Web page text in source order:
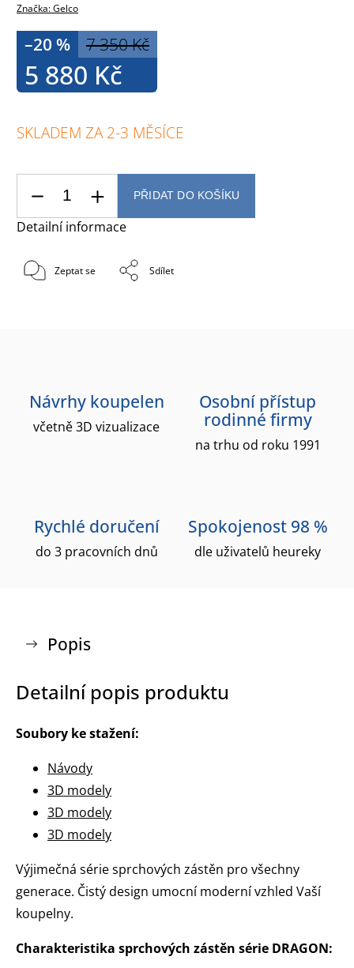
Značka:Gelco
7 350 Kč
–20 %
5 880 Kč
SKLADEM ZA 2-3 MĚSÍCE
PŘIDAT DO KOŠÍKU
Detailní informace
Zeptat se Sdílet
Návrhy koupelen
včetně 3D vizualizace
Osobní přístup
rodinné firmy
na trhu od roku 1991
Rychlé doručení
do 3 pracovních dnů
Spokojenost 98 %
dle uživatelů heureky
Popis
Detailní popis produktu
Soubory ke stažení:
Návody
3D modely
3D modely
3D modely
Výjimečná série sprchových zástěn pro všechny
generace. Čistý design umocní moderní vzhled Vaší
koupelny.
Charakteristika sprchových zástěn série DRAGON: